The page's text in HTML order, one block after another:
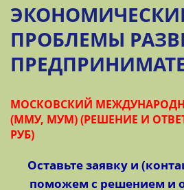
ПРОБЛЕМЫ
МОСКОВСКИЙ
(ММУ, МУМ) (РЕШЕНИЕ И
РУБ)
Оставьте заявку и
поможем с решением и